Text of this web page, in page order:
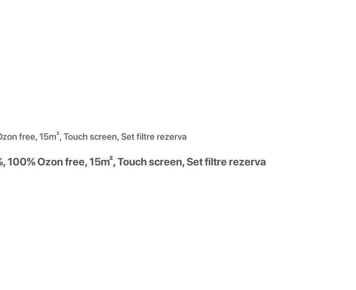
free, 15m², Touch screen, Set filtre rezerva
Ozon free, 15m², Touch screen, Set filtre rezerva